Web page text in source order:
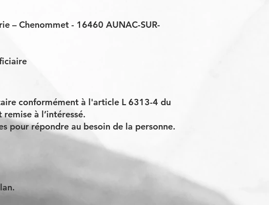
- 16460 AUNAC-SUR-
conformément à l'article L 6313-4 du
à l’intéressé.
pour répondre au besoin de la personne.